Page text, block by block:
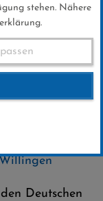
den
Deutschen
stehen. Nähere